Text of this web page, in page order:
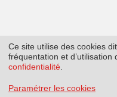
Ce site utilise des cookies
fréquentation et
confidentialité
Paramétrer les cookies